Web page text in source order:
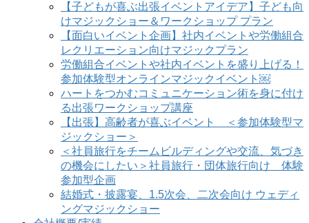
【子どもが喜ぶ出張イベントアイデア】子ども向
けマジックショー＆ワークショップ プラン
【面白いイベント企画】社内イベントや労働組合
レクリエーション向けマジックプラン
労働組合イベントや社内イベントを盛り上げる！
参加体験型オンラインマジックイベント￼
ハートをつかむコミュニケーション術を身に付け
る出張ワークショップ講座
【出張】高齢者が喜ぶイベント ＜参加体験型マ
ジックショー＞
＜社員旅行をチームビルディングや交流、気づき
の機会にしたい＞社員旅行・団体旅行向け 体験
参加型企画
結婚式・披露宴、1.5次会、二次会向け ウェディ
ングマジックショー